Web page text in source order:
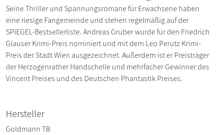
Seine Thriller und Spannungsromane für Erwachsene haben
eine riesige Fangemeinde und stehen regelmäßig auf der
SPIEGEL-Bestsellerliste. Andreas Gruber wurde für den Friedrich
Glauser Krimi-Preis nominiert und mit dem Leo Perutz Krimi-
Preis der Stadt Wien ausgezeichnet. Außerdem ist er Preisträger
der Herzogenrather Handschelle und mehrfacher Gewinner des
Vincent Preises und des Deutschen Phantastik Preises.
Hersteller
Goldmann TB